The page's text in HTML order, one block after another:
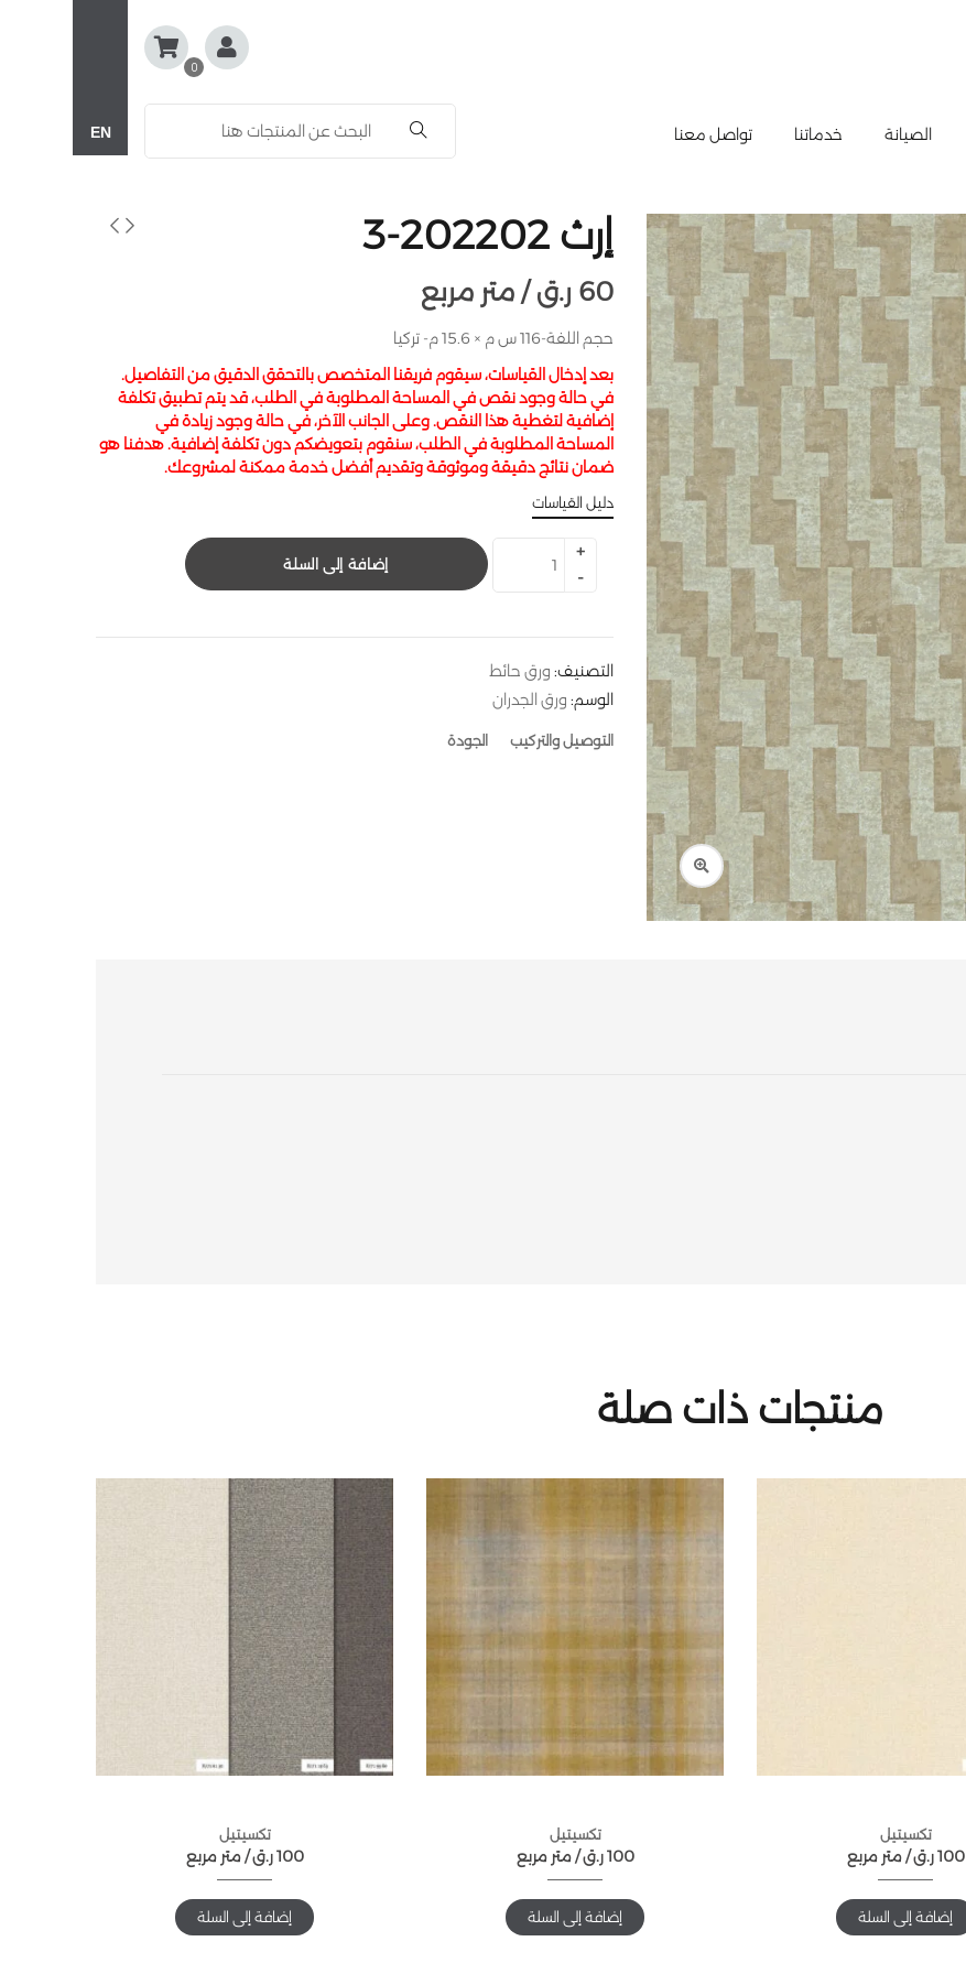
الصيانة خدماتنا تواصل معنا
0
EN
إرث 202202-3
متر مربع / 60 ر.ق
حجم اللفة-116 س م × 15.6 م- تركيا
بعد إدخال القياسات، سيقوم فريقنا المتخصص بالتحقق الدقيق من التفاصيل.
في حالة وجود نقص في المساحة المطلوبة في الطلب، قد يتم تطبيق تكلفة
إضافية لتغطية هذا النقص. وعلى الجانب الآخر، في حالة وجود زيادة في
المساحة المطلوبة في الطلب، سنقوم بتعويضكم دون تكلفة إضافية. هدفنا هو
ضمان نتائج دقيقة وموثوقة وتقديم أفضل خدمة ممكنة لمشروعك.
دليل القياسات
إضافة إلى السلة
التصنيف: ورق حائط
الوسم: ورق الجدران
التوصيل والتركيب الجودة
منتجات ذات صلة
تكسيتيل
متر مربع / 100ر.ق
إضافة إلى السلة
تكسيتيل
متر مربع / 100ر.ق
إضافة إلى السلة
تكسيتيل
متر مربع / 100ر.ق
إضافة إلى السلة